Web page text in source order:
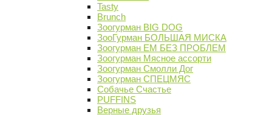
Tasty
Brunch
Зоогурман BIG DOG
ЗооГурман БОЛЬШАЯ МИСКА
Зоогурман ЕМ БЕЗ ПРОБЛЕМ
Зоогурман Мясное ассорти
Зоогурман Смолли Дог
Зоогурман СПЕЦМЯС
Собачье Счастье
PUFFINS
Верные друзья